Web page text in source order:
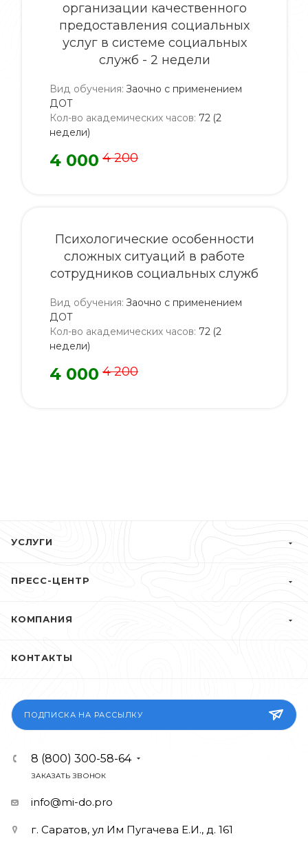
организации качественного
предоставления социальных
услуг в системе социальных
служб - 2 недели
Вид обучения: Заочно с применением
ДОТ
Кол-во академических часов: 72 (2
недели)
4 000 4 200
Психологические особенности
сложных ситуаций в работе
сотрудников социальных служб
Вид обучения: Заочно с применением
ДОТ
Кол-во академических часов: 72 (2
недели)
4 000 4 200
УСЛУГИ
ПРЕСС-ЦЕНТР
КОМПАНИЯ
КОНТАКТЫ
ПОДПИСКА НА РАССЫЛКУ
8 (800) 300-58-64
ЗАКАЗАТЬ ЗВОНОК
info@mi-do.pro
г. Саратов, ул Им Пугачева Е.И., д. 161